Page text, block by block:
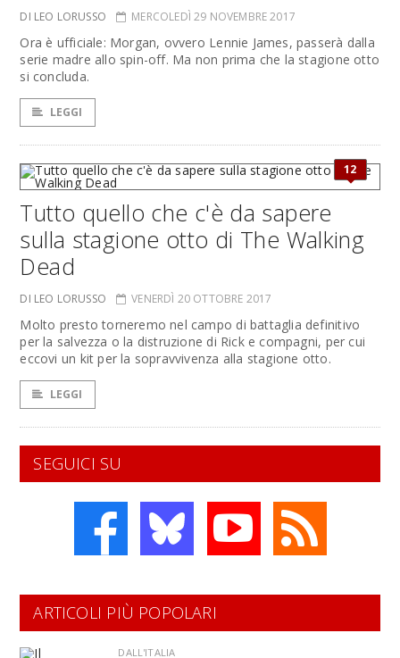
DI LEO LORUSSO MERCOLEDÌ 29 NOVEMBRE 2017
Ora è ufficiale: Morgan, ovvero Lennie James, passerà dalla
serie madre allo spin-off. Ma non prima che la stagione otto
si concluda.
LEGGI
12
Tutto quello che c'è da sapere
sulla stagione otto di The Walking
Dead
DI LEO LORUSSO VENERDÌ 20 OTTOBRE 2017
Molto presto torneremo nel campo di battaglia definitivo
per la salvezza o la distruzione di Rick e compagni, per cui
eccovi un kit per la sopravvivenza alla stagione otto.
LEGGI
SEGUICI SU
ARTICOLI PIÙ POPOLARI
DALL'ITALIA